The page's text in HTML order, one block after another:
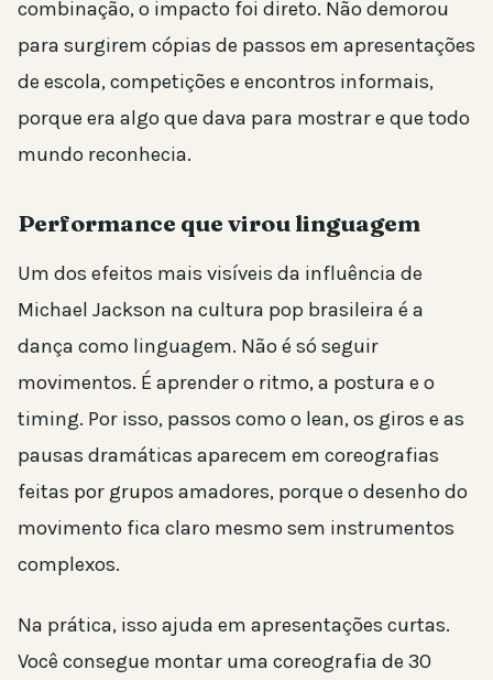
combinação, o impacto foi direto. Não demorou
para surgirem cópias de passos em apresentações
de escola, competições e encontros informais,
porque era algo que dava para mostrar e que todo
mundo reconhecia.
Performance que virou linguagem
Um dos efeitos mais visíveis da influência de
Michael Jackson na cultura pop brasileira é a
dança como linguagem. Não é só seguir
movimentos. É aprender o ritmo, a postura e o
timing. Por isso, passos como o lean, os giros e as
pausas dramáticas aparecem em coreografias
feitas por grupos amadores, porque o desenho do
movimento fica claro mesmo sem instrumentos
complexos.
Na prática, isso ajuda em apresentações curtas.
Você consegue montar uma coreografia de 30